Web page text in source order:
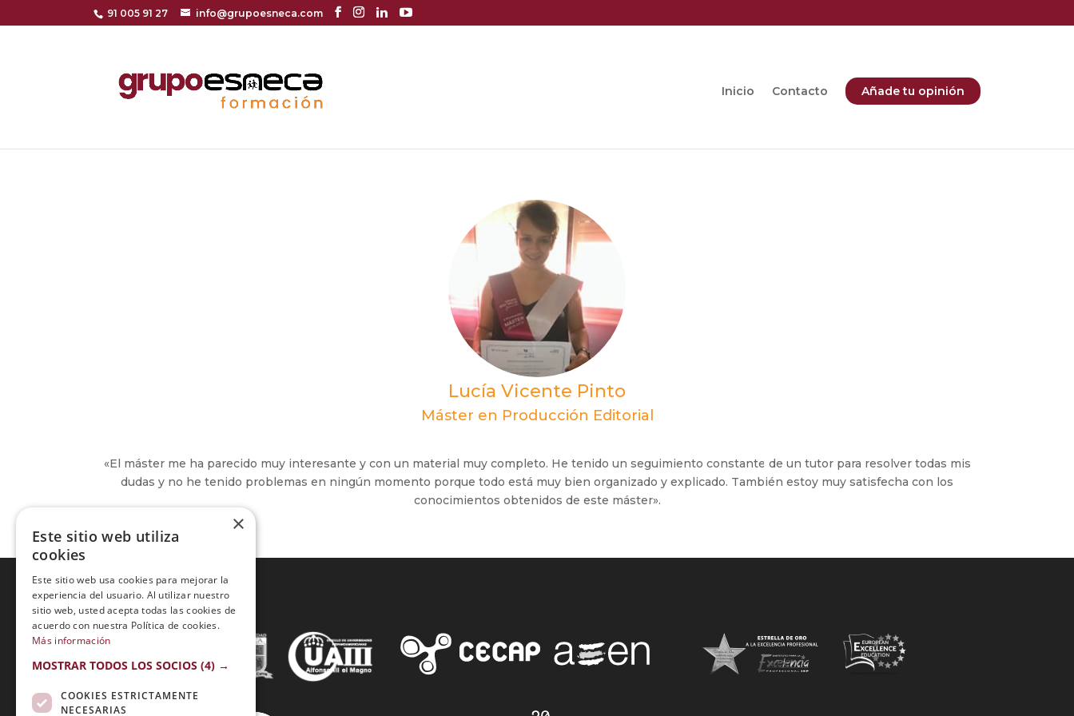
91 005 91 27 info@grupoesneca.com
Inicio Contacto Añade tu opinión
Lucía Vicente Pinto
Máster en Producción Editorial
«El máster me ha parecido muy interesante y con un material muy completo. He tenido un seguimiento constante de un tutor para resolver todas mis
dudas y no he tenido problemas en ningún momento porque todo está muy bien organizado y explicado. También estoy muy satisfecha con los
conocimientos obtenidos de este máster».
Acreditaciones:
×
Este sitio web utiliza
cookies
Este sitio web usa cookies para mejorar la
experiencia del usuario. Al utilizar nuestro
sitio web, usted acepta todas las cookies de
acuerdo con nuestra Política de cookies.
Más información
MOSTRAR TODOS LOS SOCIOS (4) →
COOKIES ESTRICTAMENTE
NECESARIAS